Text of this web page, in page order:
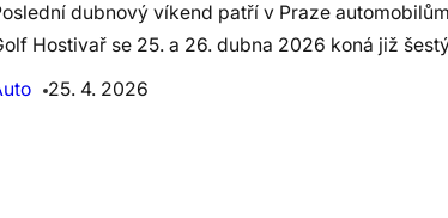
dubnový víkend patří v Praze
Hostivař se 25. a 26. dubna 2026 koná již
25. 4. 2026